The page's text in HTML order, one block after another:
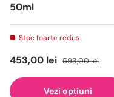
50ml
Stoc foarte redus
453,00 lei 593,00 lei
Vezi opțiuni